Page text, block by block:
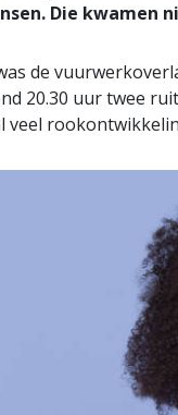
Die kwamen
de
20.30 uur twee
veel